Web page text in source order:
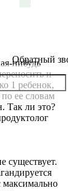
Обратный
нибудь
и
1 ребенок,
ее словам
Так ли это?
существует.
максимально